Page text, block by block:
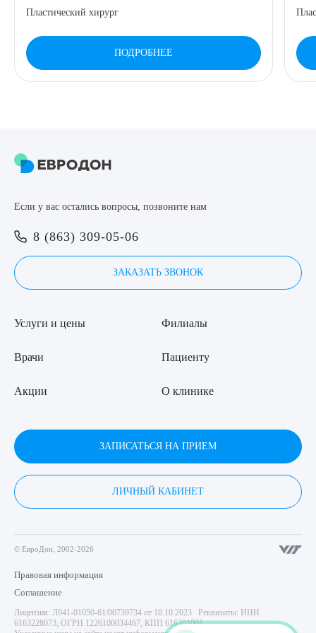
Пластический хирург
ПОДРОБНЕЕ
Если у вас остались вопросы, позвоните нам
8 (863) 309-05-06
ЗАКАЗАТЬ ЗВОНОК
Услуги и цены
Врачи
Акции
Филиалы
Пациенту
О клинике
ЗАПИСАТЬСЯ НА ПРИЕМ
ЛИЧНЫЙ КАБИНЕТ
© ЕвроДон, 2002-2026
Правовая информация
Соглашение
Лицензия: Л041-01050-61/00739734 от 18.10.2023 Реквизиты: ИНН
6163228073, ОГРН 1226100034467, КПП 616301001
ОТПРАВИТЬ
обработку персональных данных
Выберите сопутствующую услугу